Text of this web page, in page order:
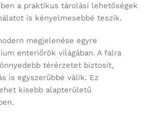
a praktikus tárolási lehetőségek
is kényelmesebbé teszik.
megjelenése egyre
enteriőrök világában. A falra
térérzetet biztosít,
is egyszerűbbé válik. Ez
kisebb alapterületű